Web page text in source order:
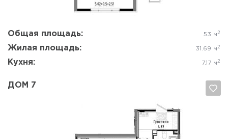
Общая площадь: 53 м 2
Жилая площадь: 31.69 м 2
Кухня: 7.17 м 2
ДОМ 7